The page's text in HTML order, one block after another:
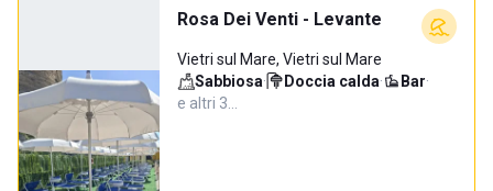
Rosa Dei Venti - Levante
Vietri sul Mare, Vietri sul Mare
Sabbiosa· Doccia calda· Bar·
e altri 3…